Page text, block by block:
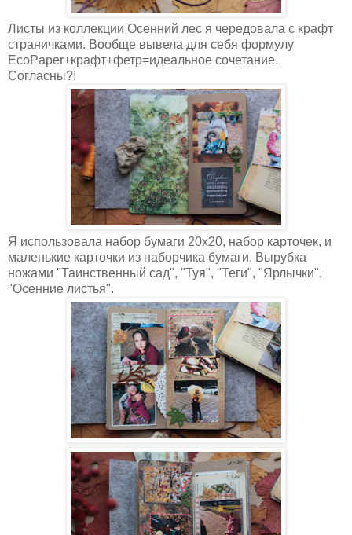
Листы из коллекции Осенний лес я чередовала с крафт
страничками. Вообще вывела для себя формулу
EcoPaper+крафт+фетр=идеальное сочетание.
Согласны?!
Я использовала набор бумаги 20х20, набор карточек, и
маленькие карточки из наборчика бумаги. Вырубка
ножами "Таинственный сад", "Туя", "Теги", "Ярлычки",
"Осенние листья".